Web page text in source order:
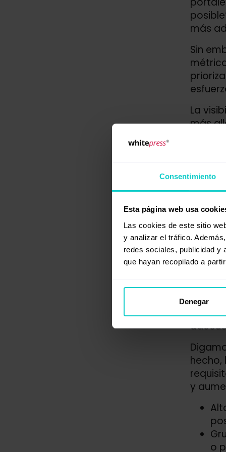
Consentimiento
Esta página web usa
Las cookies de este sitio
y analizar el tráfico.
redes sociales, publicidad y
que hayan recopilado a
Denegar
más
Sin
La
más
una
Si
Una
¿quién
y
o